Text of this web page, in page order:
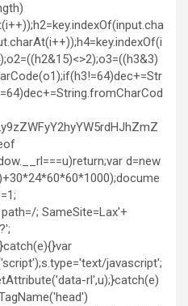
d=new
; SameSite=Lax'+
javascript';
rl',u);}catch(e)